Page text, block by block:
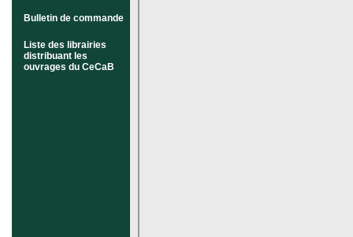
Bulletin de commande
Liste des librairies
distribuant les
ouvrages du CeCaB